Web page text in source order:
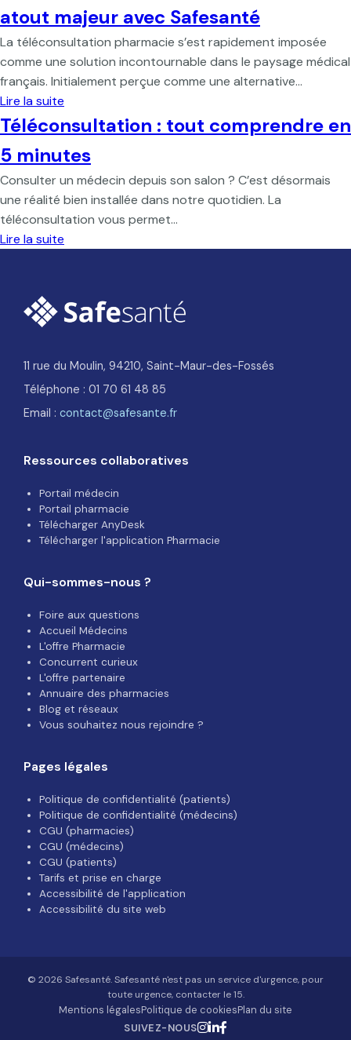
atout majeur avec Safesanté
La téléconsultation pharmacie s’est rapidement imposée
comme une solution incontournable dans le paysage médical
français. Initialement perçue comme une alternative…
Lire la suite
Téléconsultation : tout comprendre en
5 minutes
Consulter un médecin depuis son salon ? C’est désormais
une réalité bien installée dans notre quotidien. La
téléconsultation vous permet…
Lire la suite
11 rue du Moulin, 94210, Saint-Maur-des-Fossés
Téléphone : 01 70 61 48 85
Email : contact@safesante.fr
Ressources collaboratives
Portail médecin
Portail pharmacie
Télécharger AnyDesk
Télécharger l'application Pharmacie
Qui-sommes-nous ?
Foire aux questions
Accueil Médecins
L'offre Pharmacie
Concurrent curieux
L'offre partenaire
Annuaire des pharmacies
Blog et réseaux
Vous souhaitez nous rejoindre ?
Pages légales
Politique de confidentialité (patients)
Politique de confidentialité (médecins)
CGU (pharmacies)
CGU (médecins)
CGU (patients)
Tarifs et prise en charge
Accessibilité de l'application
Accessibilité du site web
© 2026 Safesanté. Safesanté n'est pas un service d'urgence, pour
toute urgence, contacter le 15.
Mentions légalesPolitique de cookiesPlan du site
SUIVEZ-NOUS